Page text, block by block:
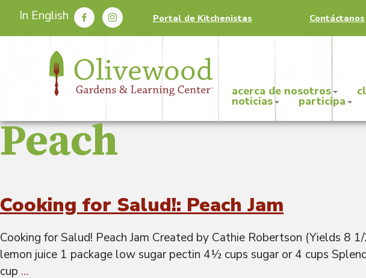
In English Portal de Kitchenistas Contáctanos
acerca de nosotros
noticias participa
Peach
Cooking for Salud!: Peach Jam
Cooking for Salud! Peach Jam Created by Cathie Robertson (Yields 8
lemon juice 1 package low sugar pectin 4½ cups sugar or 4 cups
cup …